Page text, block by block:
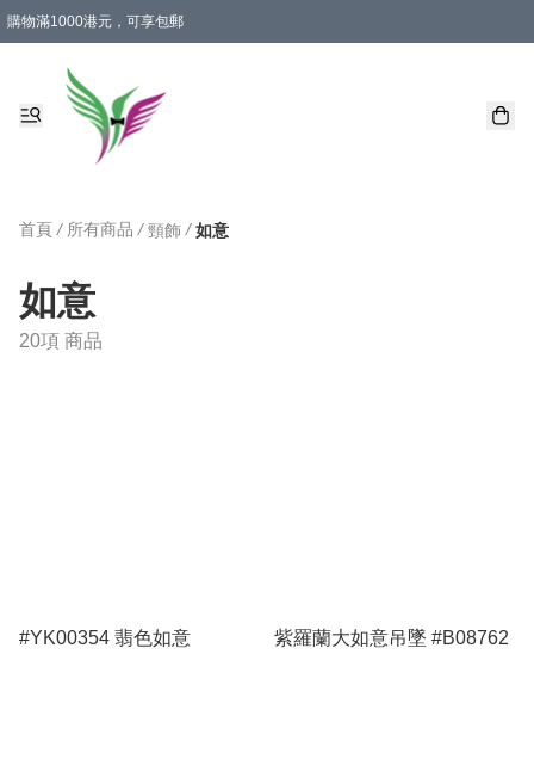
購物滿1000港元，可享包郵
首頁 / 所有商品 / 頸飾 / 如意
如意
20項 商品
#YK00354 翡色如意 紫羅蘭大如意吊墜 #B08762